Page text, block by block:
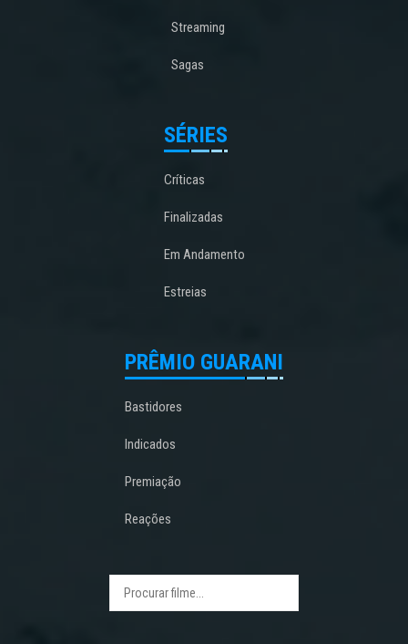
Streaming
Sagas
SÉRIES
Críticas
Finalizadas
Em Andamento
Estreias
PRÊMIO GUARANI
Bastidores
Indicados
Premiação
Reações